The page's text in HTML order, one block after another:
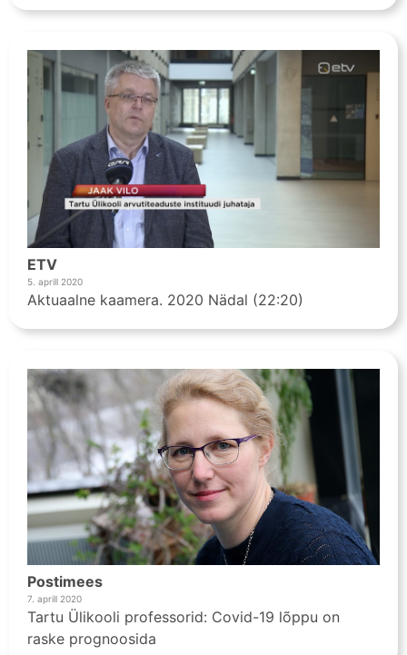
ETV
5. aprill 2020
Aktuaalne kaamera. 2020 Nädal (22:20)
Postimees
7. aprill 2020
Tartu Ülikooli professorid: Covid-19 lõppu on
raske prognoosida